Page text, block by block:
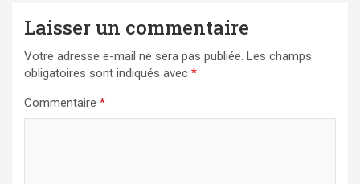
Laisser un commentaire
Votre adresse e-mail ne sera pas publiée. Les champs
obligatoires sont indiqués avec *
Commentaire *